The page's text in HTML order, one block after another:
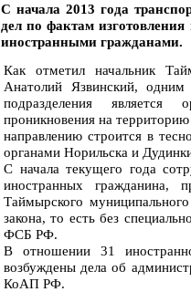
С начала 2013 года
дел по фактам
иностранными гражданами.
Как отметил начальник
Анатолий Язвинский, одним
подразделения
проникновения на
направлению строится в
органами Норильска и
С начала текущего года
иностранных гражданина,
Таймырского
закона, то есть без
ФСБ РФ.
В отношении 31
возбуждены дела об
КоАП РФ.